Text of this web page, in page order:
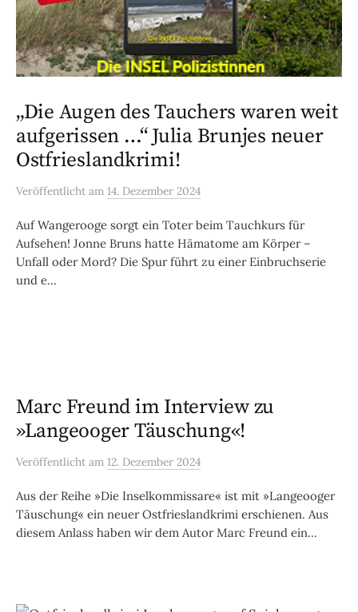
„Die Augen des Tauchers waren weit
aufgerissen …“ Julia Brunjes neuer
Ostfrieslandkrimi!
Veröffentlicht am 14. Dezember 2024
Auf Wangerooge sorgt ein Toter beim Tauchkurs für
Aufsehen! Jonne Bruns hatte Hämatome am Körper –
Unfall oder Mord? Die Spur führt zu einer Einbruchserie
und e...
Marc Freund im Interview zu
»Langeooger Täuschung«!
Veröffentlicht am 12. Dezember 2024
Aus der Reihe »Die Inselkommissare« ist mit »Langeooger
Täuschung« ein neuer Ostfrieslandkrimi erschienen. Aus
diesem Anlass haben wir dem Autor Marc Freund ein...